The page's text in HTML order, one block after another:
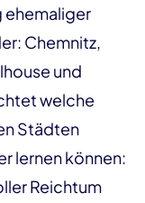
ehemaliger
Chemnitz,
und
welche
Städten
lernen können:
Reichtum